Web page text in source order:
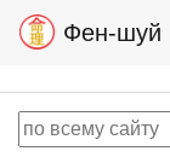
Фен-шуй